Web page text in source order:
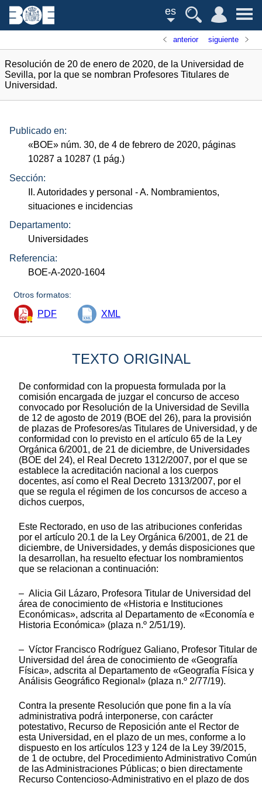
es
anterior siguiente
Resolución de 20 de enero de 2020, de la Universidad de
Sevilla, por la que se nombran Profesores Titulares de
Universidad.
Publicado en:
«BOE» núm. 30, de 4 de febrero de 2020, páginas
10287 a 10287 (1 pág.)
Sección:
II. Autoridades y personal - A. Nombramientos,
situaciones e incidencias
Departamento:
Universidades
Referencia:
BOE-A-2020-1604
Otros formatos:
PDF XML
TEXTO ORIGINAL
De conformidad con la propuesta formulada por la
comisión encargada de juzgar el concurso de acceso
convocado por Resolución de la Universidad de Sevilla
de 12 de agosto de 2019 (BOE del 26), para la provisión
de plazas de Profesores/as Titulares de Universidad, y de
conformidad con lo previsto en el artículo 65 de la Ley
Orgánica 6/2001, de 21 de diciembre, de Universidades
(BOE del 24), el Real Decreto 1312/2007, por el que se
establece la acreditación nacional a los cuerpos
docentes, así como el Real Decreto 1313/2007, por el
que se regula el régimen de los concursos de acceso a
dichos cuerpos,
Este Rectorado, en uso de las atribuciones conferidas
por el artículo 20.1 de la Ley Orgánica 6/2001, de 21 de
diciembre, de Universidades, y demás disposiciones que
la desarrollan, ha resuelto efectuar los nombramientos
que se relacionan a continuación:
– Alicia Gil Lázaro, Profesora Titular de Universidad del
área de conocimiento de «Historia e Instituciones
Económicas», adscrita al Departamento de «Economía e
Historia Económica» (plaza n.º 2/51/19).
– Víctor Francisco Rodríguez Galiano, Profesor Titular de
Universidad del área de conocimiento de «Geografía
Física», adscrita al Departamento de «Geografía Física y
Análisis Geográfico Regional» (plaza n.º 2/77/19).
Contra la presente Resolución que pone fin a la vía
administrativa podrá interponerse, con carácter
potestativo, Recurso de Reposición ante el Rector de
esta Universidad, en el plazo de un mes, conforme a lo
dispuesto en los artículos 123 y 124 de la Ley 39/2015,
de 1 de octubre, del Procedimiento Administrativo Común
de las Administraciones Públicas; o bien directamente
Recurso Contencioso-Administrativo en el plazo de dos